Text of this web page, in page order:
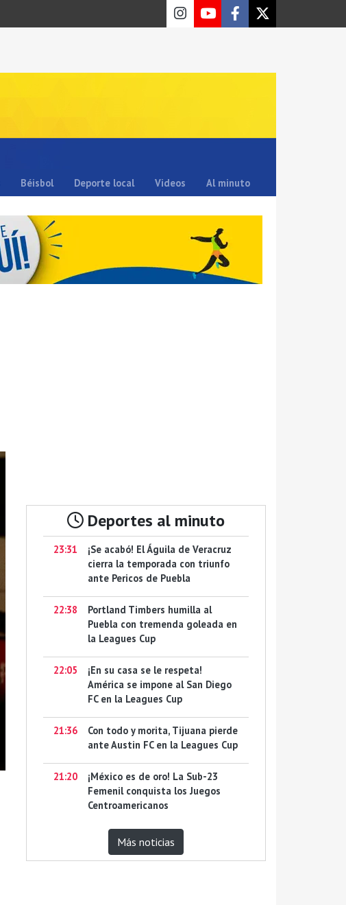
Béisbol Deporte local Videos Al minuto
Deportes al minuto
23:31
¡Se acabó! El Águila de Veracruz
cierra la temporada con triunfo
ante Pericos de Puebla
22:38
Portland Timbers humilla al
Puebla con tremenda goleada en
la Leagues Cup
22:05
¡En su casa se le respeta!
América se impone al San Diego
FC en la Leagues Cup
21:36
Con todo y morita, Tijuana pierde
ante Austin FC en la Leagues Cup
21:20
¡México es de oro! La Sub-23
Femenil conquista los Juegos
Centroamericanos
Más noticias